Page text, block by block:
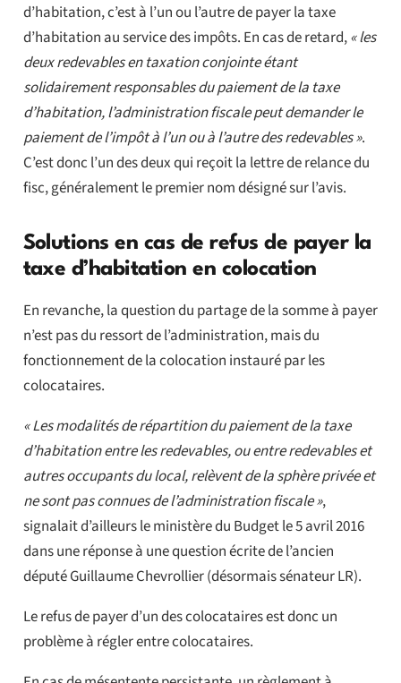
d’habitation, c’est à l’un ou l’autre de payer la taxe
d’habitation au service des impôts. En cas de retard,« les
deux redevables en taxation conjointe étant
solidairement responsables du paiement de la taxe
d’habitation, l’administration fiscale peut demander le
paiement de l’impôt à l’un ou à l’autre des redevables ».
C’est donc l’un des deux qui reçoit la lettre de relance du
fisc, généralement le premier nom désigné sur l’avis.
Solutions en cas de refus de payer la
taxe d’habitation en colocation
En revanche, la question du partage de la somme à payer
n’est pas du ressort de l’administration, mais du
fonctionnement de la colocation instauré par les
colocataires.
« Les modalités de répartition du paiement de la taxe
d’habitation entre les redevables, ou entre redevables et
autres occupants du local, relèvent de la sphère privée et
ne sont pas connues de l’administration fiscale »,
signalait d’ailleurs le ministère du Budget le 5 avril 2016
dans une réponse à une question écrite de l’ancien
député Guillaume Chevrollier (désormais sénateur LR).
Le refus de payer d’un des colocataires est donc un
problème à régler entre colocataires.